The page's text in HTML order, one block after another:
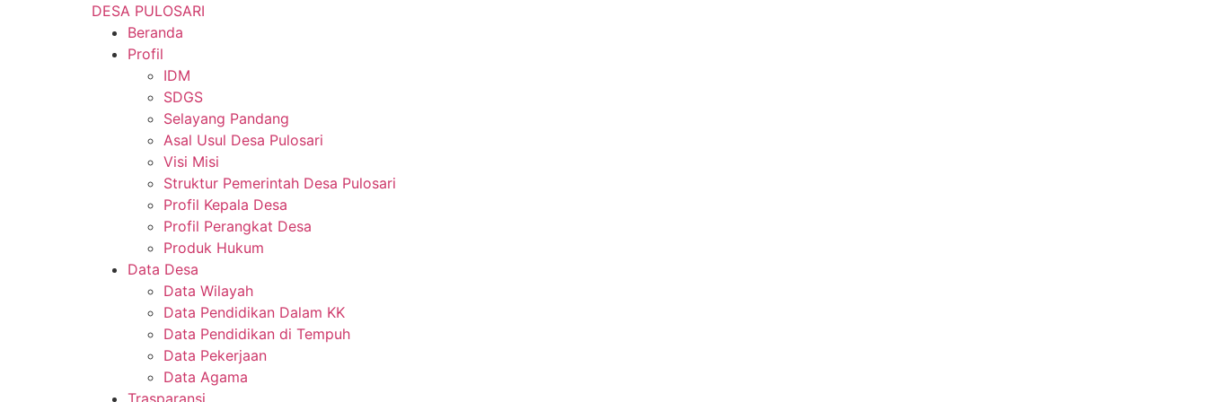
DESA PULOSARI
Beranda
Profil
IDM
SDGS
Selayang Pandang
Asal Usul Desa Pulosari
Visi Misi
Struktur Pemerintah Desa Pulosari
Profil Kepala Desa
Profil Perangkat Desa
Produk Hukum
Data Desa
Data Wilayah
Data Pendidikan Dalam KK
Data Pendidikan di Tempuh
Data Pekerjaan
Data Agama
Trasparansi